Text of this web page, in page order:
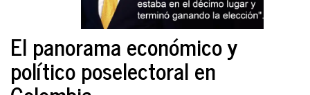
El panorama económico y
político poselectoral en